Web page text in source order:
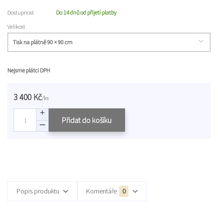
Dostupnost
Do 14 dnů od přijetí platby
Velikost
Nejsme plátci DPH
3 400 Kč/ks
Přidat do košíku
Popis produktu Komentáře 0